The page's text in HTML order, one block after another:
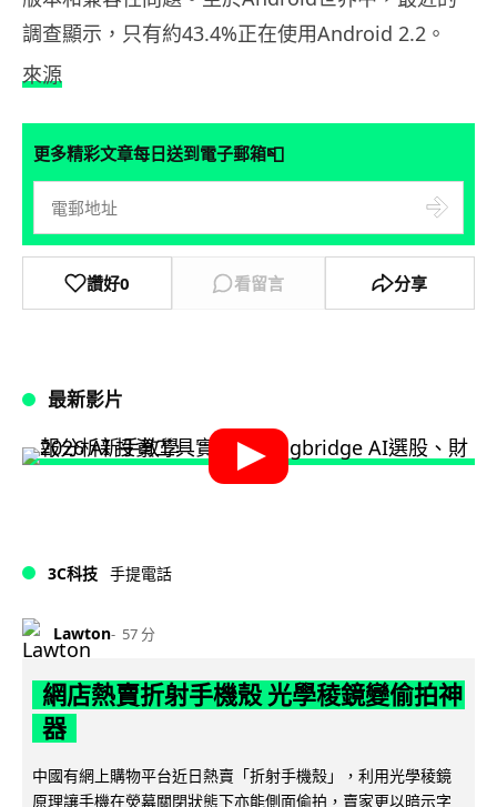
調查顯示，只有約43.4%正在使用Android 2.2。
來源
更多精彩文章每日送到電子郵箱📮
讚好0 看留言 分享
最新影片
3C科技 手提電話
Lawton 57 分
網店熱賣折射手機殼 光學稜鏡變偷拍神
器
中國有網上購物平台近日熱賣「折射手機殼」，利用光學稜鏡
原理讓手機在熒幕關閉狀態下亦能側面偷拍，賣家更以暗示字